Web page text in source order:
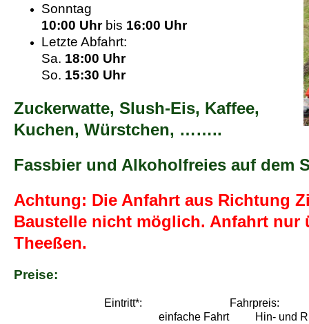
Sonntag
10:00 Uhrbis 16:00 Uhr
Letzte Abfahrt:
Sa. 18:00 Uhr
So. 15:30 Uhr
Zuckerwatte, Slush-Eis, Kaffee,
Kuchen, Würstchen, ……..
Fassbier und Alkoholfreies auf dem
Achtung: Die Anfahrt aus Richtung
Baustelle nicht möglich. Anfahrt nur
Theeßen.
Preise:
Eintritt*:
Fahrpreis:
einfache Fahrt
Hin- und